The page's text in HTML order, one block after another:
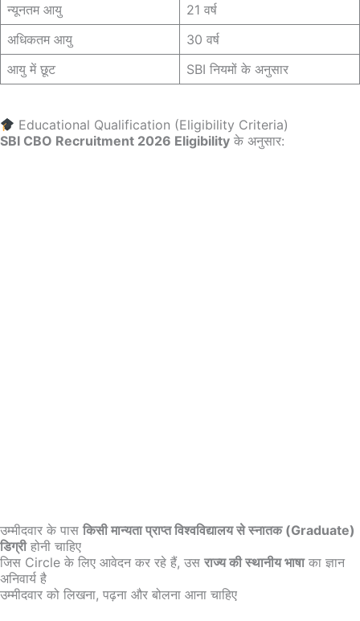
न्यूनतम आयु
21 वर्ष
अधिकतम आयु
30 वर्ष
आयु में छूट
SBI नियमों के अनुसार
Educational Qualification (Eligibility Criteria)
SBI CBO Recruitment 2026 Eligibility के अनुसार:
उम्मीदवार के पास किसी मान्यता प्राप्त विश्वविद्यालय से स्नातक (Graduate)
डिग्रीहोनी चाहिए
जिस Circle के लिए आवेदन कर रहे हैं, उस राज्य की स्थानीय भाषाका ज्ञान
अनिवार्य है
उम्मीदवार को लिखना, पढ़ना और बोलना आना चाहिए